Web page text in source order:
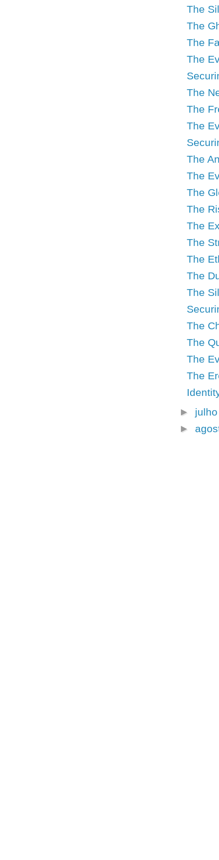
The
The
The
The
The
The
The
The
The
The
The
The
The
The
The
The
The
The
The
The
►
►